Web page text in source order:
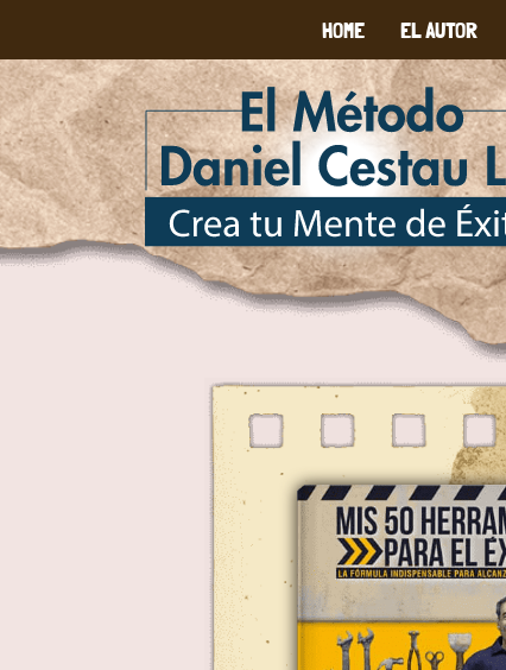
HOME EL AUTOR